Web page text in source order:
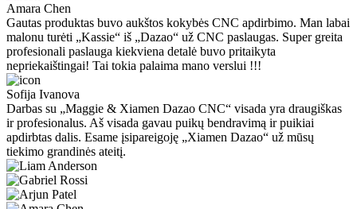
Amara Chen
Gautas produktas buvo aukštos kokybės CNC apdirbimo. Man labai
malonu turėti „Kassie“ iš „Dazao“ už CNC paslaugas. Super greita
profesionali paslauga kiekviena detalė buvo pritaikyta
nepriekaištingai! Tai tokia palaima mano verslui !!!
Sofija Ivanova
Darbas su „Maggie & Xiamen Dazao CNC“ visada yra draugiškas
ir profesionalus. Aš visada gavau puikų bendravimą ir puikiai
apdirbtas dalis. Esame įsipareigoję „Xiamen Dazao“ už mūsų
tiekimo grandinės ateitį.